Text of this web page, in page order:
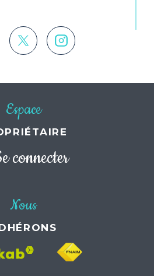
Espace
connecter
Nous